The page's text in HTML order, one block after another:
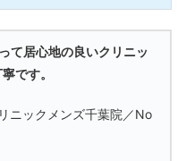
て居心地の良いクリニッ
です。
ニックメンズ千葉院／No